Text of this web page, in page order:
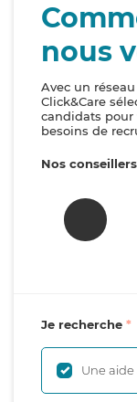
nous
Avec un
Click&Care
candidats
besoins de
Nos
Je recherche
Une